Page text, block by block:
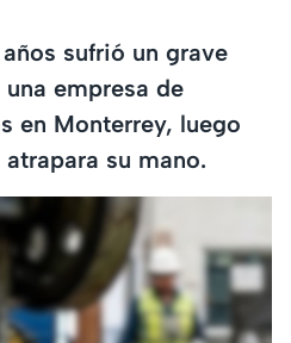
sufrió un grave
empresa de
en Monterrey, luego
su mano.